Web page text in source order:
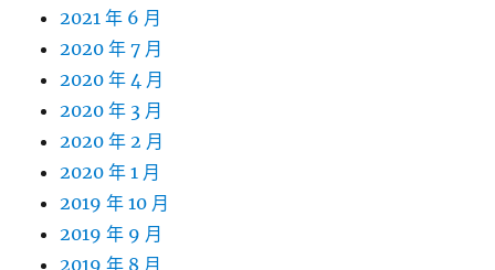
2021 年 6 月
2020 年 7 月
2020 年 4 月
2020 年 3 月
2020 年 2 月
2020 年 1 月
2019 年 10 月
2019 年 9 月
2019 年 8 月